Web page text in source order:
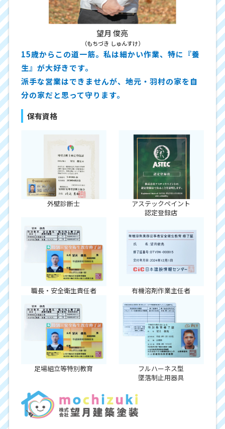
望月 俊亮
（もちづき しゅんすけ）
15歳からこの道一筋。私は細かい作業、特に『養
生』が大好きです。
派手な営業はできませんが、地元・羽村の家を自
分の家だと思って守ります。
保有資格
外壁診断士
アステックペイント
認定登録店
職長・安全衛生責任者 有機溶剤作業主任者
足場組立等特別教育
フルハーネス型
墜落制止用器具